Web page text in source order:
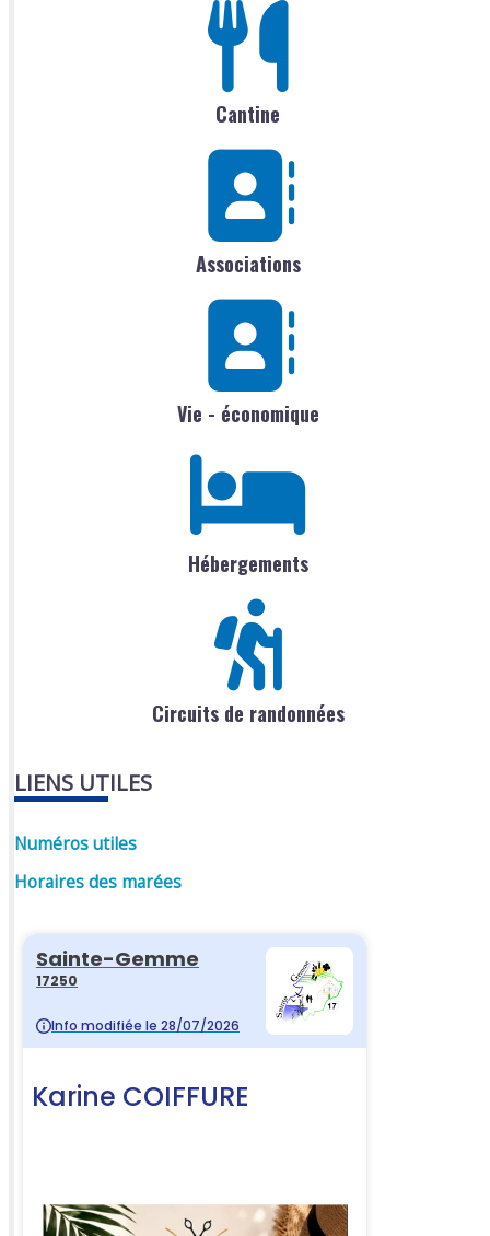
Cantine
Associations
Vie - économique
Hébergements
Circuits de randonnées
LIENS UTILES
Numéros utiles
Horaires des marées